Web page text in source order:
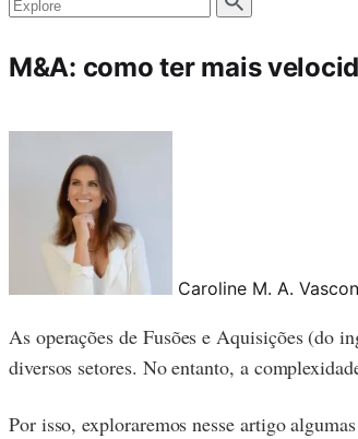
M&A: como ter mais
Caroline M. A.
As operações de Fusões e Aquisições (do
diversos setores. No entanto, a
Por isso, exploraremos nesse artigo